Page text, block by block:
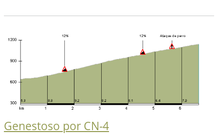
Genestoso por CN-4